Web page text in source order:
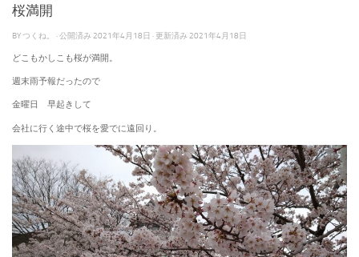
桜満開
BYつくね。 · 公開済み 2021年4月18日 · 更新済み 2021年4月18日
どこもかしこも桜が満開。
週末雨予報だったので
金曜日 早起きして
会社に行く途中で桜を愛でに遠回り。